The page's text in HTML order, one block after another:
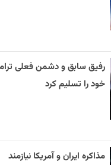
رفیق سابق و دشمن فعلی
خود را تسلیم کرد
مذاکره ایران و آمریکا نیازمند